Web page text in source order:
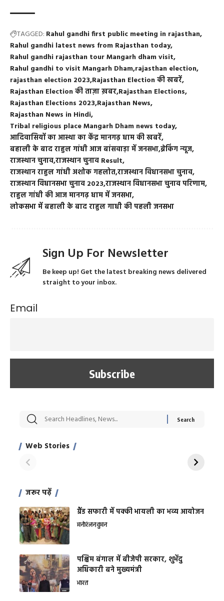
TAGGED: Rahul gandhi first public meeting in rajasthan
Rahul gandhi latest news from Rajasthan today
Rahul gandhi rajasthan tour Mangarh dham visit
Rahul gandhi to visit Mangarh Dham rajasthan election
rajasthan election 2023 Rajasthan Election की खबरें
Rajasthan Election की ताज़ा ख़बर Rajasthan Elections
Rajasthan Elections 2023 Rajasthan News
Rajasthan News in Hindi
Tribal religious place Mangarh Dham news today
आदिवासियों का आस्था का केंद्र मानगढ़ धाम की खबरें
बहाली के बाद राहुल गांधी आज बांसवाड़ा में जनसभाब्रेकिंग न्यूज
राजस्थान चुनावराजस्थान चुनाव Result
राजस्थान राहुल गांधी अशोक गहलोतराजस्थान विधानसभा चुनाव
राजस्थान विधानसभा चुनाव 2023 राजस्थान विधानसभा चुनाव परिणाम
राहुल गांधी की आज मानगढ़ धाम में जनसभा
लोकसभा में बहाली के बाद राहुल गाधी की पहली जनसभा
Sign Up For Newsletter
Be keep up! Get the latest breaking news delivered
straight to your inbox.
Email
Web Stories
सट्टेबाजी में अरेस्ट हुए
साहिल खान
रोज एक कच्चे लहसुन
जरूर पढ़ें
ग्रैंड सफारी में पक्की भायली का भव्य आयोजन
मनोरंजनवुमन
पश्चिम बंगाल में बीजेपी सरकार, शुभेंदु
अधिकारी बने मुख्यमंत्री
भारत